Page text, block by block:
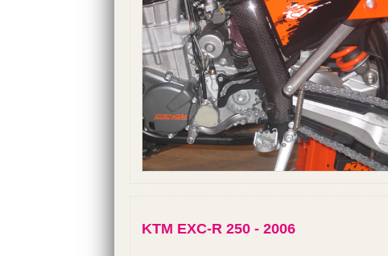
KTM EXC-R 250 - 2006